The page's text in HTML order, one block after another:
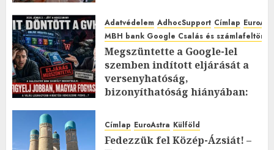
Adatvédelem AdhocSupport Címlap
MBH bank Google Csalás és
Megszüntette a Google-lel
szemben indított eljárását a
versenyhatóság,
bizonyíthatóság hiányában:
2026.JÚLIUS.23. CSÜTÖRTÖK.
0
Címlap EuroAstra Külföld
Fedezzük fel Közép-Ázsiát! –